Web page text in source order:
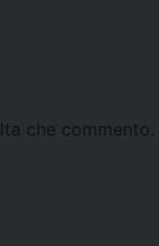
che commento.